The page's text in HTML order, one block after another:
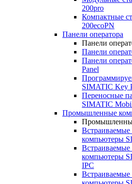
200pro
Компактные
200ecoPN
Панели оператора
Панели
Панели
Панели
Panel
SIMATIC Key
Переносные
SIMATIC
Промышленные
компьютеры
компьютеры
IPC